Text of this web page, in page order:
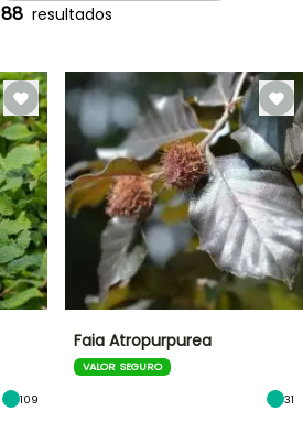
88 resultados
109
Faia Atropurpurea
VALOR SEGURO
31